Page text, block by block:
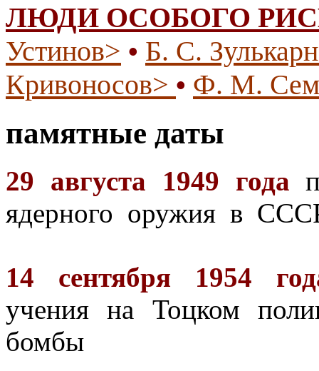
ЛЮДИ ОСОБОГО
Устинов> • Б. С.
Кривоносов> • Ф. М.
памятные даты
29 августа 1949 года
ядерного оружия в
14 сентября 1954
учения на Тоцком
бомбы